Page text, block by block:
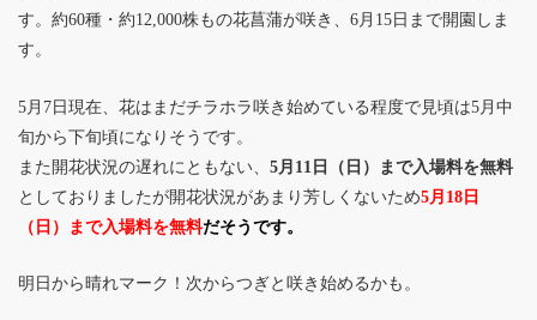
す。約60種・約12,000株もの花菖蒲が咲き、6月15日まで開園しま
す。
5月7日現在、花はまだチラホラ咲き始めている程度で見頃は5月中
旬から下旬頃になりそうです。
また開花状況の遅れにともない、 5月11日（日）まで入場料を無料
としておりましたが開花状況があまり芳しくないため5月18日
（日）まで入場料を無料だそうです。
明日から晴れマーク！次からつぎと咲き始めるかも。